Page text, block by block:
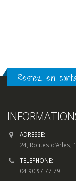
Restez en
ADRESSE:
24, Routes
TELEPHONE:
04 90 97 77 79